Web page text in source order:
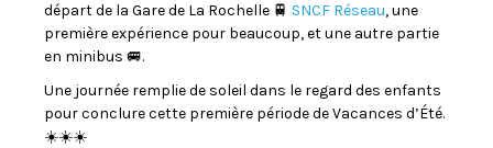
départ de la Gare de La Rochelle 🚆 SNCF Réseau, une
première expérience pour beaucoup, et une autre partie
en minibus 🚐.
Une journée remplie de soleil dans le regard des enfants
pour conclure cette première période de Vacances d’Été.
☀️☀️☀️